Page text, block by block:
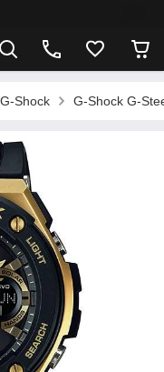
Shock G-Shock G-